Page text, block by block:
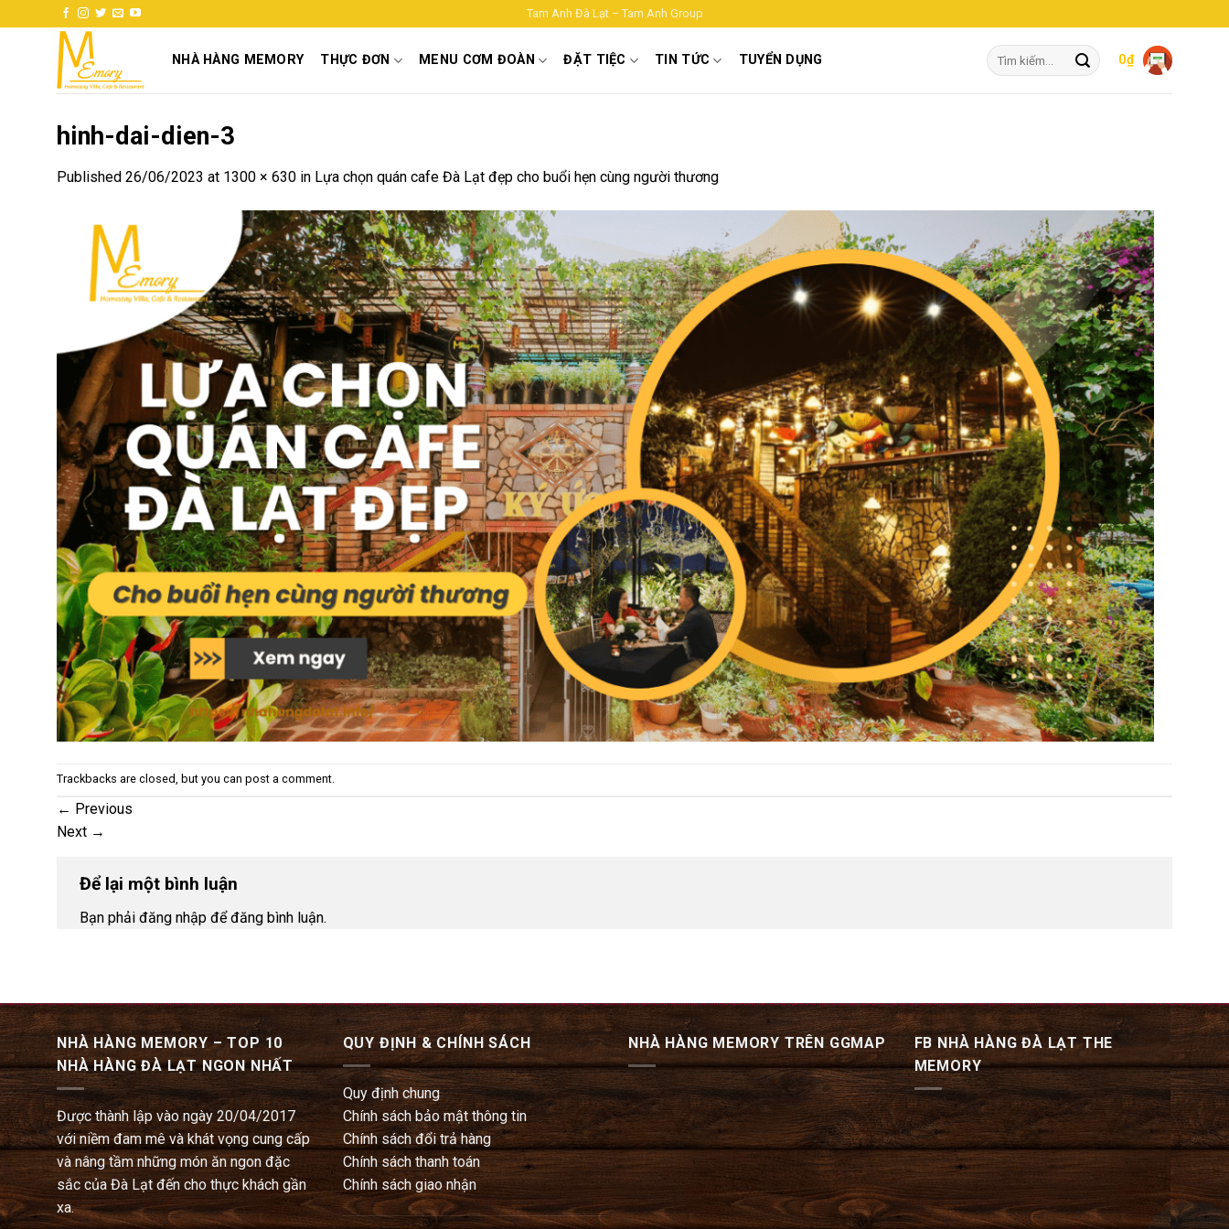
to
Tam Anh Đà Lạt – Tam Anh Group
NHÀ HÀNG MEMORY THỰC ĐƠN MENU CƠM ĐOÀN ĐẶT TIỆC TIN TỨC TUYỂN DỤNG
Tìm
kiếm:
0₫
hinh-dai-dien-3
Published 26/06/2023 at 1300 × 630 in Lựa chọn quán cafe Đà Lạt đẹp cho buổi hẹn cùng người thương
Trackbacks are closed, but you can post a comment.
← Previous
Next →
Để lại một bình luận
Bạn phải đăng nhập để đăng bình luận.
NHÀ HÀNG MEMORY – TOP 10
NHÀ HÀNG ĐÀ LẠT NGON NHẤT
Được thành lập vào ngày 20/04/2017
với niềm đam mê và khát vọng cung cấp
và nâng tầm những món ăn ngon đặc
sắc của Đà Lạt đến cho thực khách gần
xa.
QUY ĐỊNH & CHÍNH SÁCH
Quy định chung
Chính sách bảo mật thông tin
Chính sách đổi trả hàng
Chính sách thanh toán
Chính sách giao nhận
NHÀ HÀNG MEMORY TRÊN GGMAP
FB NHÀ HÀNG ĐÀ LẠT THE
MEMORY